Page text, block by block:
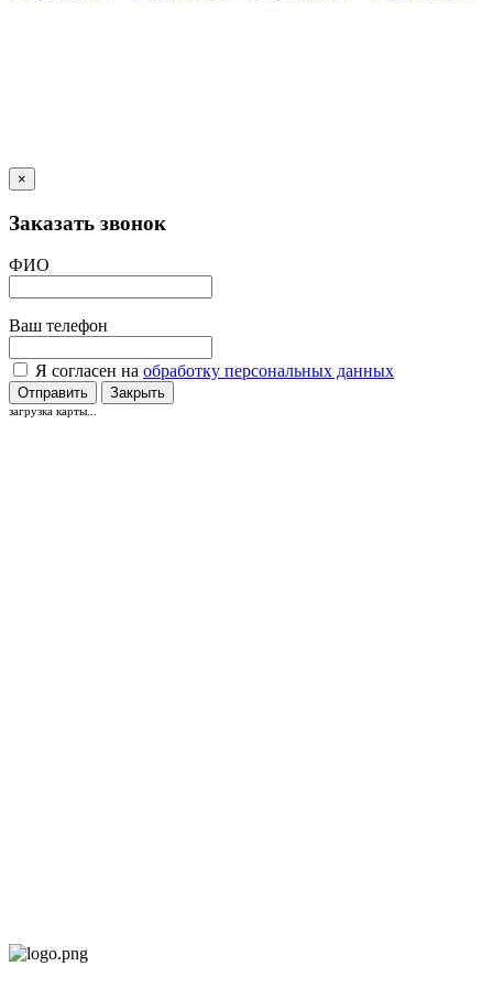
×
Заказать звонок
ФИО
Ваш телефон
Я согласен на обработку персональных данных
Отправить Закрыть
загрузка карты...